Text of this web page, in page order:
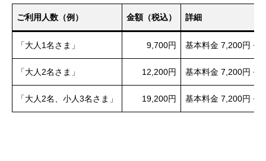
ご利用人数（例） 金額（税込） 詳細
「大人1名さま」 9,700円 基本料金 7,200円 +
「大人2名さま」 12,200円 基本料金 7,200円 +
「大人2名、小人3名さま」 19,200円 基本料金 7,200円 +